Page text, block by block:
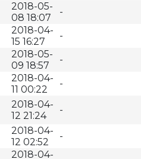
2018-05-
08 18:07
-
2018-04-
15 16:27
-
2018-05-
09 18:57
-
2018-04-
11 00:22
-
2018-04-
12 21:24
-
2018-04-
12 02:52
-
2018-04-